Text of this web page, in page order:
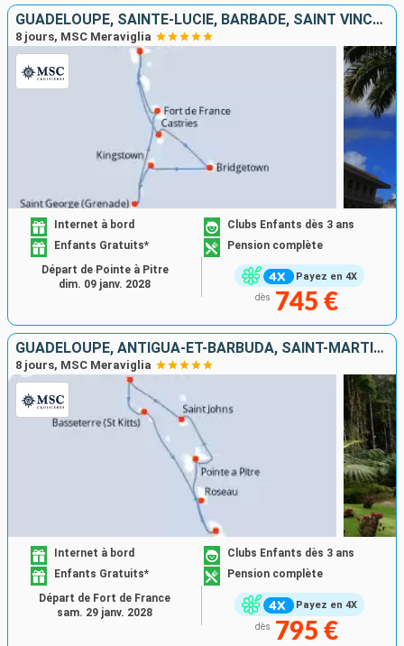
GUADELOUPE, SAINTE-LUCIE, BARBADE, SAINT VINCENT-ET-LES-GRENADINES, GRENADE, MARTINIQUE
8 jours, MSC Meraviglia
Payez en 4X
Internet à bord
Clubs Enfants dès 3 ans
Enfants Gratuits*
Pension complète
dès 745 €
Départ de Pointe à Pitre
dim. 09 janv. 2028
GUADELOUPE, ANTIGUA-ET-BARBUDA, SAINT-MARTIN, SAINT-CHRISTOPHE-ET-NIÉVÈS, DOMINIQUE, MARTINIQUE
8 jours, MSC Meraviglia
Payez en 4X
Internet à bord
Clubs Enfants dès 3 ans
Enfants Gratuits*
Pension complète
dès 795 €
Départ de Fort de France
sam. 29 janv. 2028